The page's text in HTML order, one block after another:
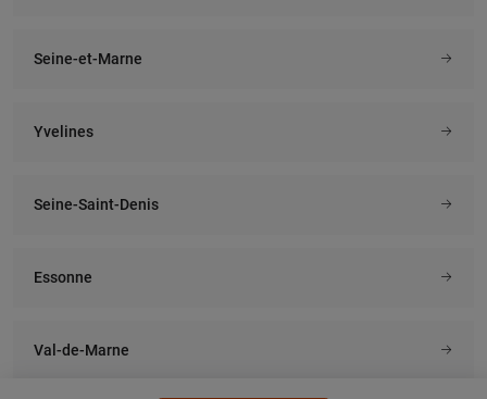
Seine-et-Marne
Yvelines
Seine-Saint-Denis
Essonne
Val-de-Marne